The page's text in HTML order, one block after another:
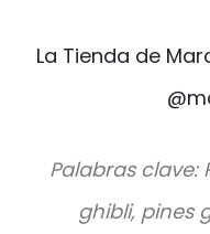
La Tienda de
Palabras clave:
ghibli, pines